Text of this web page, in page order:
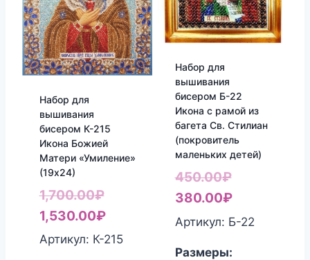
Набор для
вышивания
бисером К-215
Икона Божией
Матери «Умиление»
(19х24)
1,700.00₽Первоначальная
цена
составляла
1,530.00₽Текущая
цена:
Артикул: К-215
Набор для
вышивания
бисером Б-22
Икона с рамой из
багета Св. Стилиан
(покровитель
маленьких детей)
450.00₽
цена
составляла
380.00₽Текущая
цена:
Артикул: Б-22
Размеры: